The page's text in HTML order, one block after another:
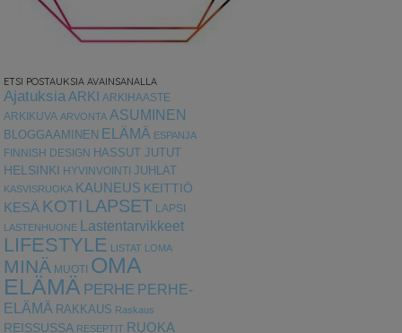
ETSI POSTAUKSIA AVAINSANALLA
AjatuksiaARKI ARKIHAASTE
ARKIKUVA ARVONTA ASUMINEN
BLOGGAAMINEN ELÄMÄ ESPANJA
FINNISH DESIGN HASSUT JUTUT
HELSINKI
HYVINVOINTI JUHLAT
KASVISRUOKA KAUNEUS KEITTIÖ
KESÄ KOTI LAPSET LAPSI
LASTENHUONE Lastentarvikkeet
LIFESTYLE LISTAT LOMA
MINÄ MUOTI OMA
ELÄMÄ PERHE PERHE-
ELÄMÄ RAKKAUS Raskaus
REISSUSSA RESEPTIT RUOKA